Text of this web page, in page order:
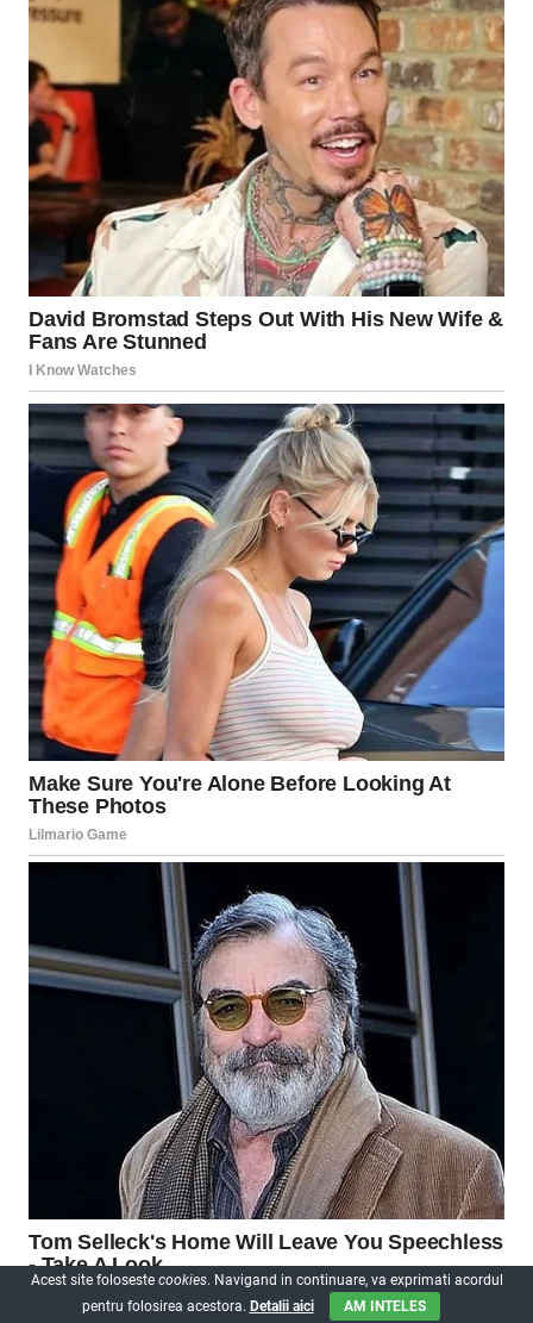
Acest site foloseste cookies. Navigand in continuare, va exprimati acordul
pentru folosirea acestora. Detalii aici AM INTELES